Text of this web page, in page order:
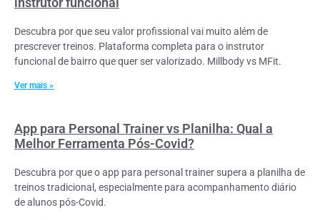
Descubra por que seu valor profissional vai muito além de
prescrever treinos. Plataforma completa para o instrutor
funcional de bairro que quer ser valorizado. Millbody vs MFit.
Ver mais »
App para Personal Trainer vs Planilha: Qual a
Melhor Ferramenta Pós-Covid?
Descubra por que o app para personal trainer supera a planilha de
treinos tradicional, especialmente para acompanhamento diário
de alunos pós-Covid.